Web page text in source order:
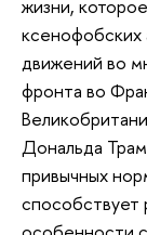
жизни,
ксенофобских
движений во
фронта во
Дональда
привычных
способствует